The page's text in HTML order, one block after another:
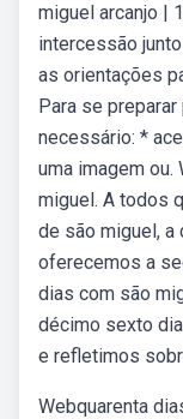
miguel arcanjo |
intercessão
as orientações
Para se
necessário: *
uma imagem ou.
miguel. A todos
de são miguel, a
oferecemos a
dias com são
décimo sexto
e refletimos
Webquarenta